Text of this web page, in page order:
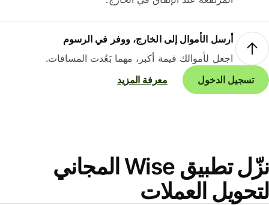
أرسل الأموال إلى الخارج، ووفر في الرسوم
اجعل لأموالك قيمة أكبر، مهما بَعُدت المسافات.
تسجيل الدخول
معرفة المزيد
نزّل تطبيق Wise المجاني
العملات